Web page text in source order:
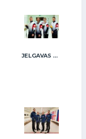
JELGAVAS MAIZNIEKS